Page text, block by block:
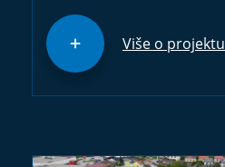
Više o projektu